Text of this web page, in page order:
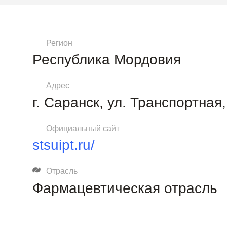
Регион
Республика Мордовия
Адрес
г. Саранск, ул.
Официальный сайт
stsuipt.ru/
Отрасль
Фармацевтическая отрасль